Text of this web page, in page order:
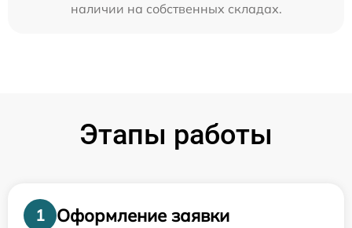
наличии на собственных складах.
Этапы работы
1
Оформление заявки